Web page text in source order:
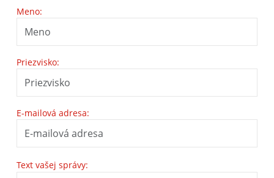
Meno:
Priezvisko:
E-mailová adresa:
Text vašej správy: